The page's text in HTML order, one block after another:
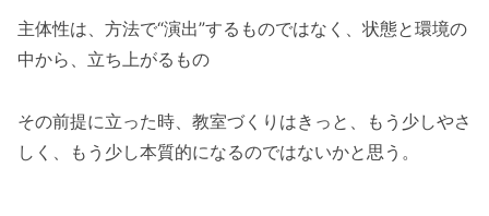
主体性は、方法で“演出”するものではなく、状態と環境の
中から、立ち上がるもの
その前提に立った時、教室づくりはきっと、もう少しやさ
しく、もう少し本質的になるのではないかと思う。